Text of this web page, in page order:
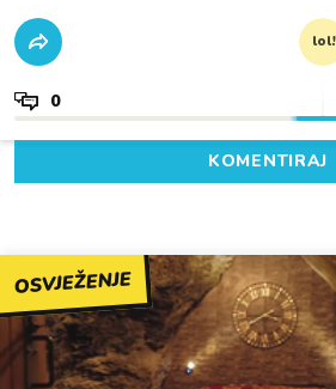
lol!
0
KOMENTIRAJ
OSVJEŽENJE